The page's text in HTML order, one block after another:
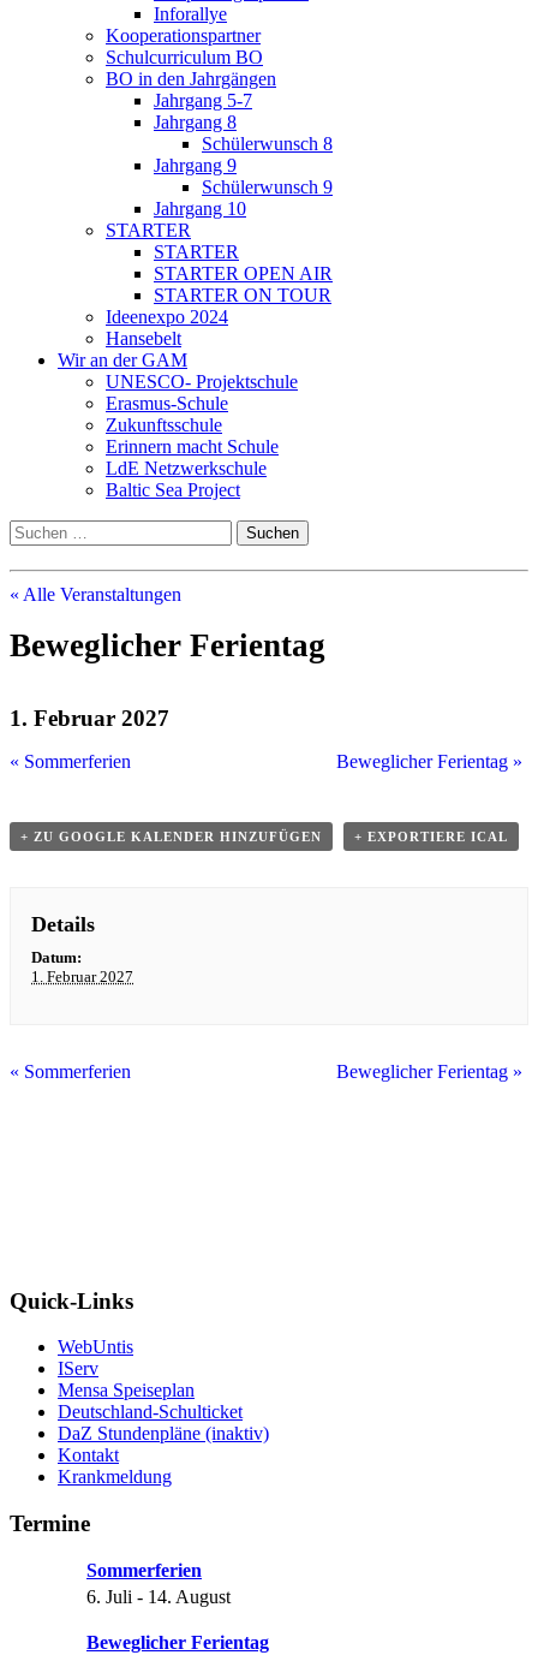
Inforallye
Kooperationspartner
Schulcurriculum BO
BO in den Jahrgängen
Jahrgang 5-7
Jahrgang 8
Schülerwunsch 8
Jahrgang 9
Schülerwunsch 9
Jahrgang 10
STARTER
STARTER
STARTER OPEN AIR
STARTER ON TOUR
Ideenexpo 2024
Hansebelt
Wir an der GAM
UNESCO- Projektschule
Erasmus-Schule
Zukunftsschule
Erinnern macht Schule
LdE Netzwerkschule
Baltic Sea Project
Suchen
nach:
« Alle Veranstaltungen
Beweglicher Ferientag
1. Februar 2027
« Sommerferien Beweglicher Ferientag »
+ ZU GOOGLE KALENDER HINZUFÜGEN + EXPORTIERE ICAL
Details
Datum:
1. Februar 2027
« Sommerferien Beweglicher Ferientag »
Quick-Links
WebUntis
IServ
Mensa Speiseplan
Deutschland-Schulticket
DaZ Stundenpläne (inaktiv)
Kontakt
Krankmeldung
Termine
Sommerferien
6. Juli - 14. August
Beweglicher Ferientag